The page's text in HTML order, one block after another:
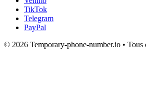
TikTok
Telegram
PayPal
© 2026 Temporary-phone-number.io • Tous